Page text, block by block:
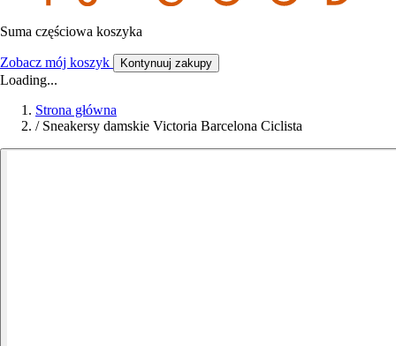
Suma częściowa koszyka
Zobacz mój koszyk Kontynuuj zakupy
Loading...
Strona główna
/ Sneakersy damskie Victoria Barcelona Ciclista